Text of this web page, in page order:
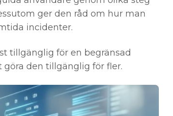
ger den råd om hur man
incidenter.
tillgänglig för en begränsad
den tillgänglig för fler.